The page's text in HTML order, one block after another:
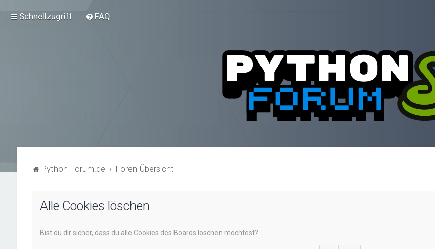
Schnellzugriff FAQ
Python-Forum.de Foren-Übersicht
Alle Cookies löschen
Bist du dir sicher, dass du alle Cookies des Boards löschen möchtest?